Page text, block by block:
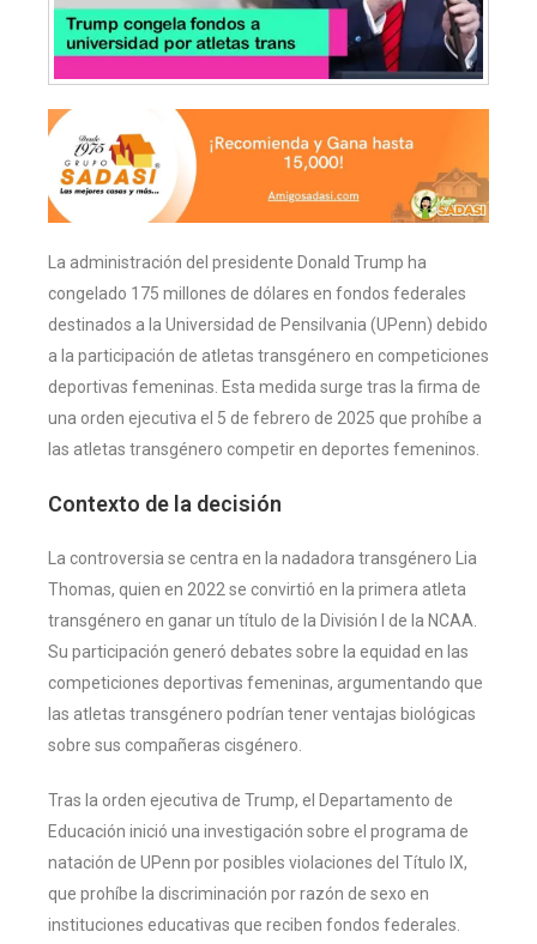
La administración del presidente Donald Trump ha
congelado 175 millones de dólares en fondos federales
destinados a la Universidad de Pensilvania (UPenn) debido
a la participación de atletas transgénero en competiciones
deportivas femeninas. Esta medida surge tras la firma de
una orden ejecutiva el 5 de febrero de 2025 que prohíbe a
las atletas transgénero competir en deportes femeninos.
Contexto de la decisión
La controversia se centra en la nadadora transgénero Lia
Thomas, quien en 2022 se convirtió en la primera atleta
transgénero en ganar un título de la División I de la NCAA.
Su participación generó debates sobre la equidad en las
competiciones deportivas femeninas, argumentando que
las atletas transgénero podrían tener ventajas biológicas
sobre sus compañeras cisgénero.
Tras la orden ejecutiva de Trump, el Departamento de
Educación inició una investigación sobre el programa de
natación de UPenn por posibles violaciones del Título IX,
que prohíbe la discriminación por razón de sexo en
instituciones educativas que reciben fondos federales.